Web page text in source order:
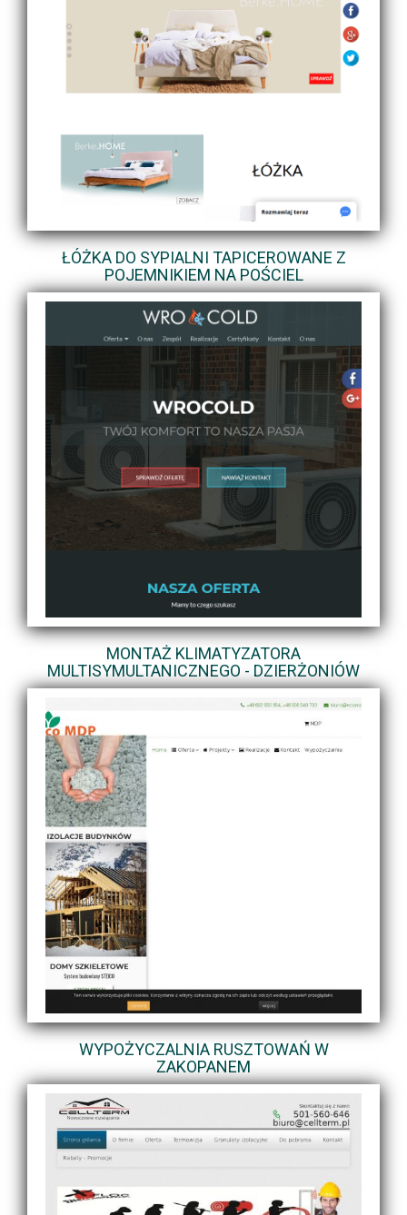
ŁÓŻKA DO SYPIALNI TAPICEROWANE Z
POJEMNIKIEM NA POŚCIEL
MONTAŻ KLIMATYZATORA
MULTISYMULTANICZNEGO - DZIERŻONIÓW
WYPOŻYCZALNIA RUSZTOWAŃ W
ZAKOPANEM